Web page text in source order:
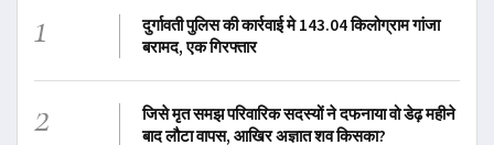
1
दुर्गावती पुलिस की कार्रवाई मे 143.04 किलोग्राम गांजा
बरामद, एक गिरफ्तार
2
जिसे मृत समझ परिवारिक सदस्यों ने दफनाया वो डेढ़ महीने
बाद लौटा वापस, आखिर अज्ञात शव किसका?